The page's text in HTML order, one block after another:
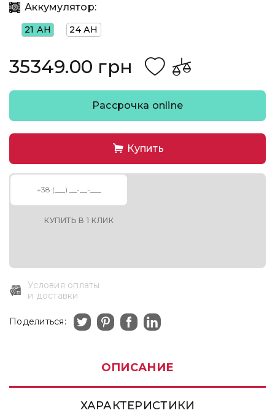
Аккумулятор:
21 АН 24 АН
35349.00 грн
Рассрочка online
Купить
КУПИТЬ В 1 КЛИК
Условия оплаты
и доставки
Поделиться:
ОПИСАНИЕ
ХАРАКТЕРИСТИКИ